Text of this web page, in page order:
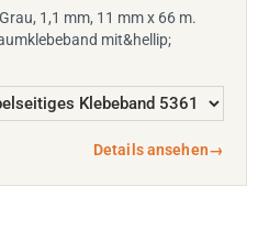
1,1 mm, 11 mm x 66 m.
mit&hellip;
Details ansehen→